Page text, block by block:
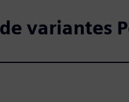
variantes